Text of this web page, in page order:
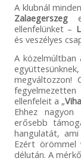
A klubnál
Zalaegerszeg
ellenfelünket –
és veszélyes
A közelmúltban
megváltozzon!
ellenfeleit a „
Ehhez nagyon
erősebb
hangulatát,
Ezért örömmel
délután. A